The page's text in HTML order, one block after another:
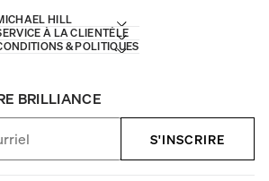
HILL
À LA CLIENTÈLE
& POLITIQUES
BRILLIANCE
S'INSCRIRE